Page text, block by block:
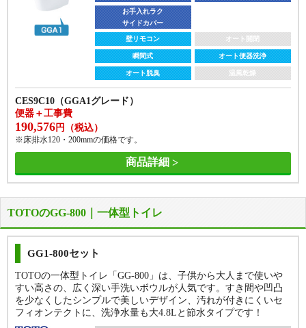
オート脱臭
CES9710F(AS1グレード)
※床排水120・200mm固定（給水管露出）の価格です。
商品詳細
オート脱臭
※床排水120・200mm固定（給水管露出）の価格です。
商品詳細
お手入れラク
サイドカバー
壁リモコン オート開閉
瞬間式 オート便器洗浄
オート脱臭 温風乾燥
CES9C10（GGA1グレード）
便器＋工事費
190,576 円（税込）
※床排水120・200mmの価格です。
商品詳細
TOTOのGG-800｜一体型トイレ
GG1-800セット
TOTOの一体型トイレ「GG-800」は、子供から大人まで使いや
すい高さの、広く深い手洗いボウルが人気です。すき間や凹凸
を少なくしたシンプルで美しいデザイン、汚れが付きにくいセ
フィオンテクトに、洗浄水量も大4.8Lと節水タイプです！